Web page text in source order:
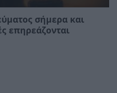
σήμερα και
επηρεάζονται